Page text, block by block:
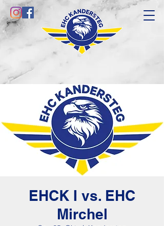
EHCK I vs. EHC
Mirchel